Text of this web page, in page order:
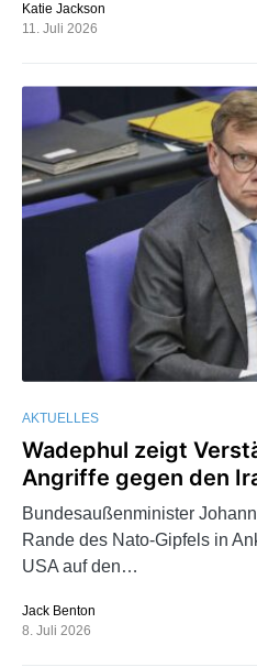
Katie Jackson
11. Juli 2026
AKTUELLES
Wadephul zeigt
Angriffe gegen den
Bundesaußenminister
Rande des Nato-Gipfels in
USA auf den…
Jack Benton
8. Juli 2026